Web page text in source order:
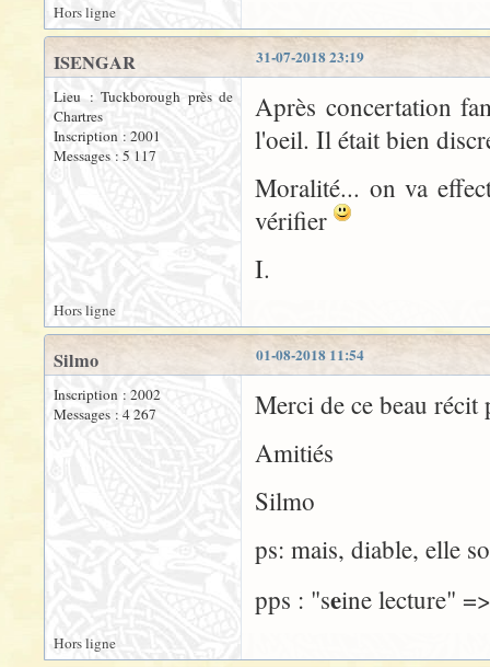
Hors ligne
31-07-2018 23:19
ISENGAR
Lieu : Tuckborough près de
Chartres
Inscription : 2001
Messages : 5 117
Après concertation
l'oeil. Il était bien
Moralité... on va
vérifier
I.
Hors ligne
01-08-2018 11:54
Silmo
Inscription : 2002
Messages : 4 267
Merci de ce beau
Amitiés
Silmo
ps: mais, diable, elle
pps : "seine lecture"
Hors ligne